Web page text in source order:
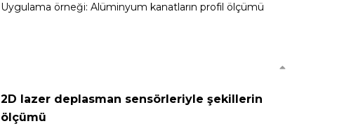
Uygulama örneği: Alüminyum kanatların profil ölçümü
2D lazer deplasman sensörleriyle şekillerin
ölçümü